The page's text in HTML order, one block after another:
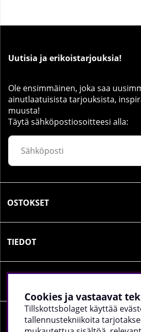
Uutisia ja erikoistarjouksia!
Ole ensimmäinen, joka saa
ainutlaatuisista tarjouksista,
muusta!
Täytä sähköpostiosoitteesi alla:
OSTOKSET
TIEDOT
YRITYKSEN TIEDOT
Cookies ja vastaavat
Tillskottsbolaget käyttää
tallennustekniikoita